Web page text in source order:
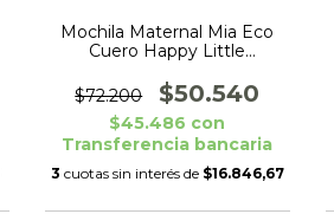
Mochila Maternal Mia Eco
Cuero Happy Little
$72.200
$50.540
$45.486 con
Transferencia bancaria
3 cuotas sin interés de $16.846,67